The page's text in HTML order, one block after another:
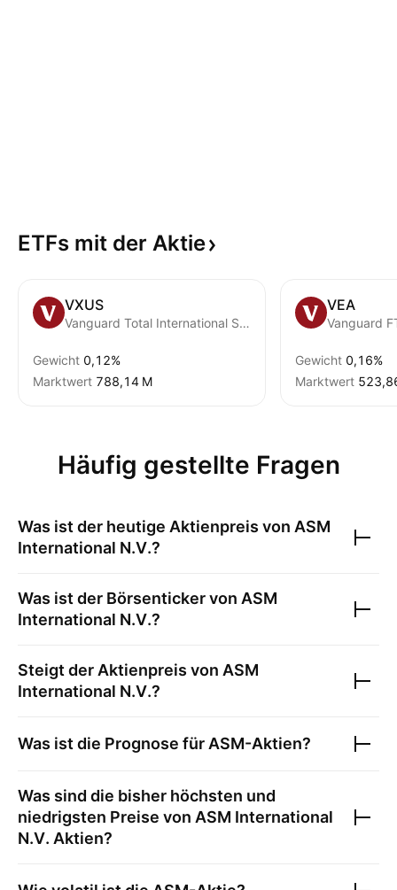
ETFs mit der Aktie
VXUS
Vanguard Total International Stock ETF
Gewicht 0,12%
Marktwert ‪788,14 M‬
VEA
Gewicht 0,16%
Marktwert
Häufig gestellte Fragen
Was ist der heutige Aktienpreis von ASM
International N.V.?
Was ist der Börsenticker von ASM
International N.V.?
Steigt der Aktienpreis von ASM
International N.V.?
Was ist die Prognose für ASM-Aktien?
Was sind die bisher höchsten und
niedrigsten Preise von ASM International
N.V. Aktien?